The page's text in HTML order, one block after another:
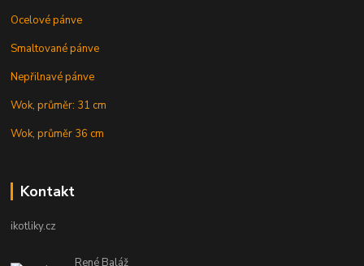
Ocelové pánve
Smaltované pánve
Nepřilnavé pánve
Wok, průměr: 31 cm
Wok, průměr 36 cm
Kontakt
ikotliky.cz
René Baláž